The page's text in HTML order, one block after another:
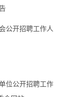
公开招聘工作人
位公开招聘工作